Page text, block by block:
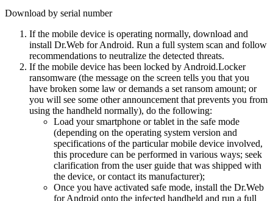
Download by serial number
If the mobile device is operating normally, download and
install Dr.Web for Android. Run a full system scan and follow
recommendations to neutralize the detected threats.
If the mobile device has been locked by Android.Locker
ransomware (the message on the screen tells you that you
have broken some law or demands a set ransom amount; or
you will see some other announcement that prevents you from
using the handheld normally), do the following:
Load your smartphone or tablet in the safe mode
(depending on the operating system version and
specifications of the particular mobile device involved,
this procedure can be performed in various ways; seek
clarification from the user guide that was shipped with
the device, or contact its manufacturer);
Once you have activated safe mode, install the Dr.Web
for Android onto the infected handheld and run a full